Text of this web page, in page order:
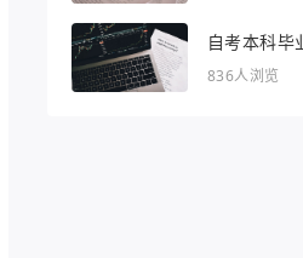
自考本科毕
件
836人浏览